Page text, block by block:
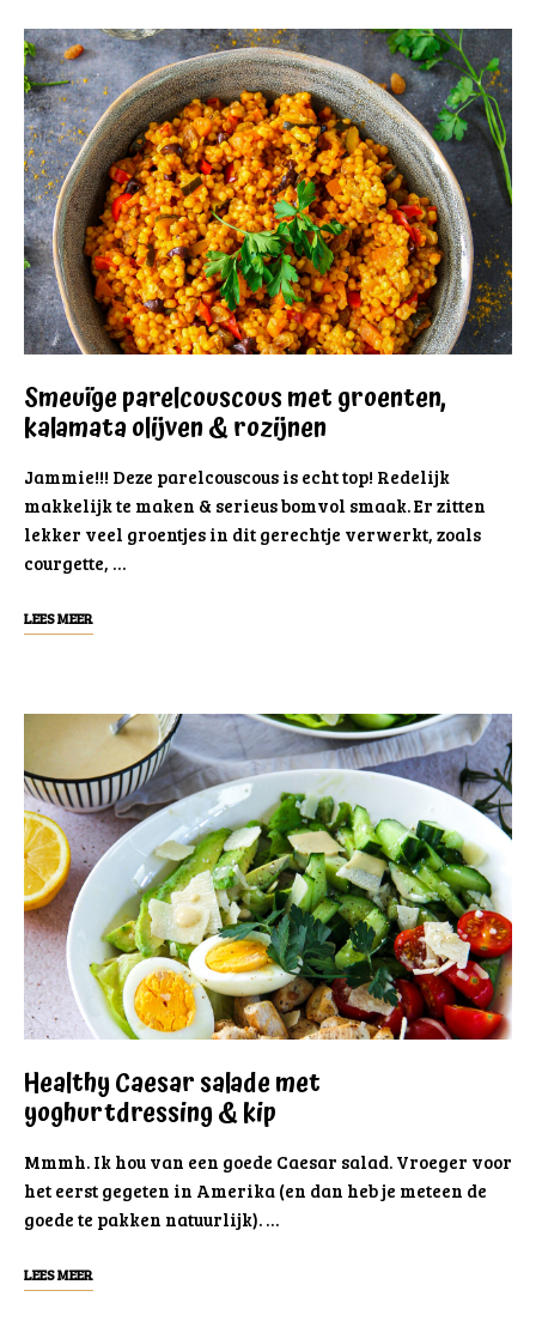
Smeuïge parelcouscous met groenten,
kalamata olijven & rozijnen
Jammie!!! Deze parelcouscous is echt top! Redelijk
makkelijk te maken & serieus bomvol smaak. Er zitten
lekker veel groentjes in dit gerechtje verwerkt, zoals
courgette, …
LEES MEER
Healthy Caesar salade met
yoghurtdressing & kip
Mmmh. Ik hou van een goede Caesar salad. Vroeger voor
het eerst gegeten in Amerika (en dan heb je meteen de
goede te pakken natuurlijk). …
LEES MEER